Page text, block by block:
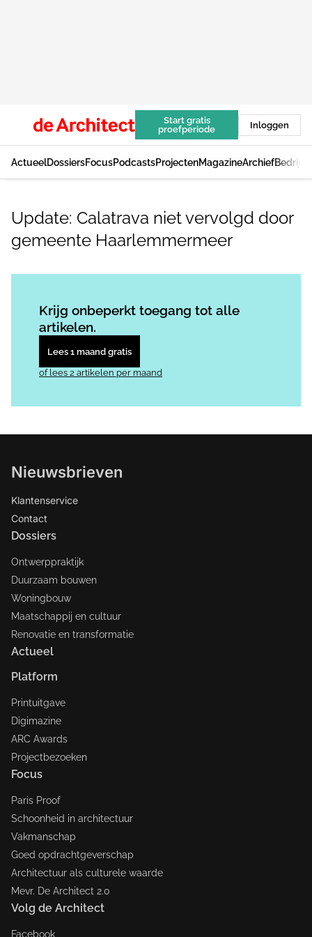
Start gratis
proefperiode
Inloggen
ActueelDossiersFocusPodcastsProjectenMagazineArchief
Update: Calatrava niet vervolgd door
gemeente Haarlemmermeer
Krijg onbeperkt toegang tot alle
artikelen.
Lees 1 maand gratis
of lees 2 artikelen per maand
Nieuwsbrieven
Klantenservice
Contact
Dossiers
Ontwerppraktijk
Duurzaam bouwen
Woningbouw
Maatschappij en cultuur
Renovatie en transformatie
Actueel
Platform
Printuitgave
Digimazine
ARC Awards
Projectbezoeken
Focus
Paris Proof
Schoonheid in architectuur
Vakmanschap
Goed opdrachtgeverschap
Architectuur als culturele waarde
Mevr. De Architect 2.0
Volg de Architect
Facebook